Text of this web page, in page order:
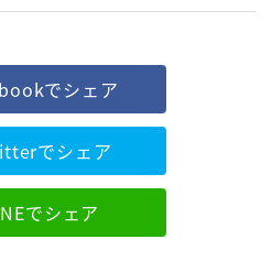
でシェア
でシェア
でシェア